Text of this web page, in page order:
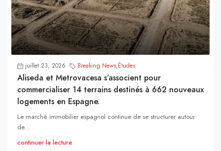
juillet 23, 2026 Breaking News,Études
Aliseda et Metrovacesa s’associent pour
commercialiser 14 terrains destinés à 662 nouveaux
logements en Espagne.
Le marché immobilier espagnol continue de se structurer autour
de...
continuer la lecture